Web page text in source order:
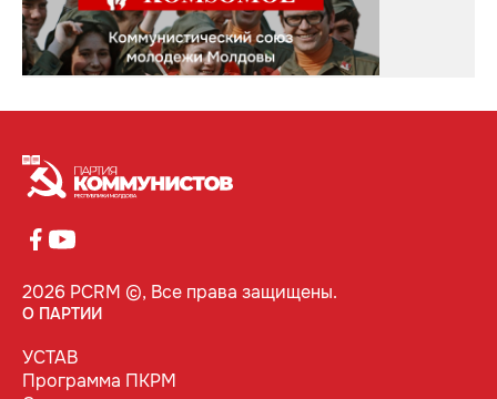
2026 PCRM ©, Все права защищены.
О ПАРТИИ
УСТАВ
Программа ПКРМ